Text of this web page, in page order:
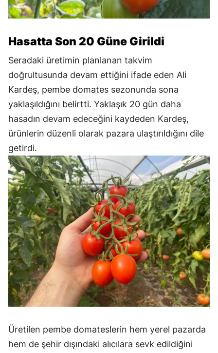
Hasatta Son 20 Güne Girildi
Seradaki üretimin planlanan takvim
doğrultusunda devam ettiğini ifade eden Ali
Kardeş, pembe domates sezonunda sona
yaklaşıldığını belirtti. Yaklaşık 20 gün daha
hasadın devam edeceğini kaydeden Kardeş,
ürünlerin düzenli olarak pazara ulaştırıldığını dile
getirdi.
Üretilen pembe domateslerin hem yerel pazarda
hem de şehir dışındaki alıcılara sevk edildiğini